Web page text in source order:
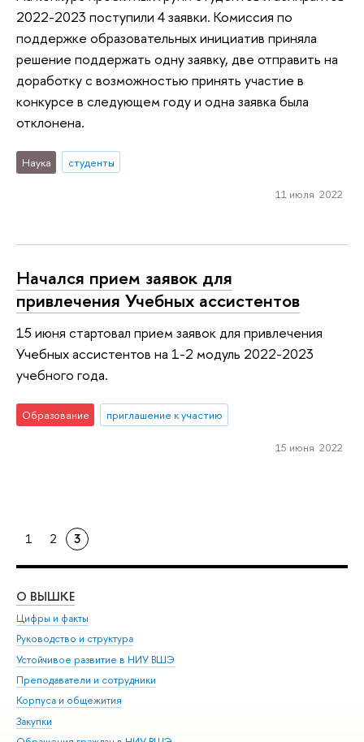
2022-2023 поступили 4 заявки. Комиссия по
поддержке образовательных инициатив приняла
решение поддержать одну заявку, две отправить на
доработку с возможностью принять участие в
конкурсе в следующем году и одна заявка была
отклонена.
Наука студенты
11 июля 2022
Начался прием заявок для
привлечения Учебных ассистентов
15 июня стартовал прием заявок для привлечения
Учебных ассистентов на 1-2 модуль 2022-2023
учебного года.
Образование приглашение к участию
15 июня 2022
1 2 3
О ВЫШКЕ
Цифры и факты
Руководство и структура
Устойчивое развитие в НИУ ВШЭ
Преподаватели и сотрудники
Корпуса и общежития
Закупки